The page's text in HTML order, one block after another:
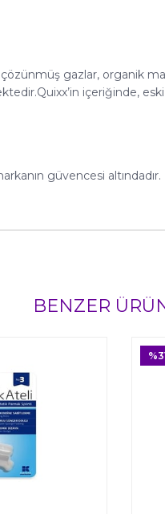
çözünmüş gazlar,
içeriğinde,
güvencesi altındadır.
BENZER